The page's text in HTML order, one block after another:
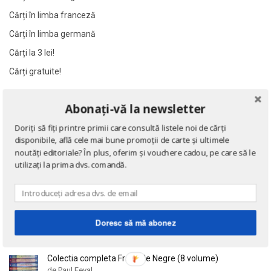
Al. Philippide
Alain Besancon
Alain Bombard
Alain Danielou
Alain Lallemand
Alain Lesage
Alain Manevy
Alan Butler
Alan Dean Foster
Al. Philippide
Alain Besancon
Alain Bombard
Alain Danielou
Alain Lallemand
Alain Lesage
Alain Manevy
Alan Butler
Alan Dean Foster
Cărți în limba franceză
Cărți în limba germană
Cărți la 3 lei!
Cărți gratuite!
Eseuri
de Emil Cioran
Doctrina sau Cele patru carti clasice ale Chinei
de Confucius
Colectia completa Fracurile Negre (8 volume)
Abonați-vă la newsletter
Doriți să fiți printre primii care consultă listele noi de cărți
disponibile, află cele mai bune promoții de carte și ultimele
noutăți editoriale? În plus, oferim și vouchere cadou, pe care să le
utilizați la prima dvs. comandă.
Doresc să mă abonez